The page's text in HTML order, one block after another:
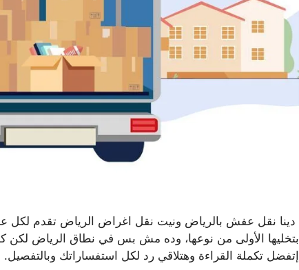
دينا نقل عفش بالرياض ونيت نقل اغراض الرياض تقدم لكل
بتخليها الأولى من نوعها، وده مش بس في نطاق الرياض لكن
إتفضل تكملة القراءة وهتلاقي رد لكل استفساراتك